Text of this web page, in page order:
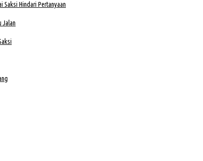
Saksi Hindari Pertanyaan
Jalan